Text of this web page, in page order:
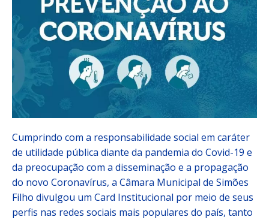
Cumprindo com a responsabilidade social em caráter
de utilidade pública diante da pandemia do Covid-19 e
da preocupação com a disseminação e a propagação
do novo Coronavírus, a Câmara Municipal de Simões
Filho divulgou um Card Institucional por meio de seus
perfis nas redes sociais mais populares do país, tanto